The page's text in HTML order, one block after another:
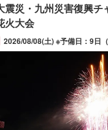
震災・九州災害復興チ
火大会
2026/08/08(土) ※予備日：9日（